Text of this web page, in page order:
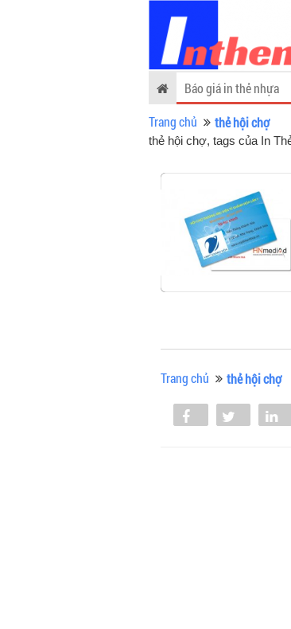
Báo giá in thẻ nhựa
Trang chủ
thẻ hội chợ
thẻ hội chợ, tags của In
Trang chủ thẻ hội chợ
Share Tweet